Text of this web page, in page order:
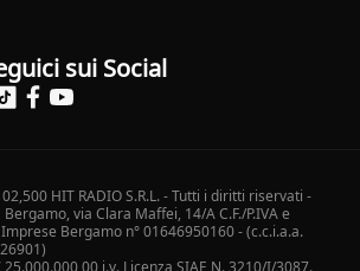
sui Social
HIT RADIO S.R.L. - Tutti i diritti riservati -
via Clara Maffei, 14/A C.F./P.IVA e
Bergamo n° 01646950160 - (c.c.i.a.a.